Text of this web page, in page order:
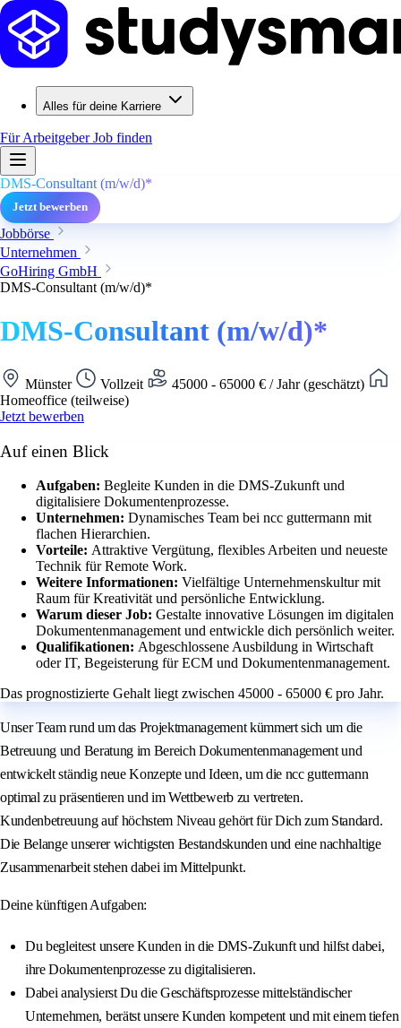
Alles für deine Karriere
Für ArbeitgeberJob finden
DMS-Consultant (m/w/d)*
Jetzt bewerben
Jobbörse
Unternehmen
GoHiring GmbH
DMS-Consultant (m/w/d)*
DMS-Consultant (m/w/d)*
Münster Vollzeit
45000 - 65000 € / Jahr (geschätzt)
Homeoffice (teilweise)
Jetzt bewerben
Auf einen Blick
Aufgaben: Begleite Kunden in die DMS-Zukunft und
digitalisiere Dokumentenprozesse.
Unternehmen: Dynamisches Team bei ncc guttermann mit
flachen Hierarchien.
Vorteile: Attraktive Vergütung, flexibles Arbeiten und neueste
Technik für Remote Work.
Weitere Informationen: Vielfältige Unternehmenskultur mit
Raum für Kreativität und persönliche Entwicklung.
Warum dieser Job: Gestalte innovative Lösungen im digitalen
Dokumentenmanagement und entwickle dich persönlich weiter.
Qualifikationen: Abgeschlossene Ausbildung in Wirtschaft
oder IT, Begeisterung für ECM und Dokumentenmanagement.
Das prognostizierte Gehalt liegt zwischen 45000 - 65000 € pro Jahr.
Unser Team rund um das Projektmanagement kümmert sich um die
Betreuung und Beratung im Bereich Dokumentenmanagement und
entwickelt ständig neue Konzepte und Ideen, um die ncc guttermann
optimal zu präsentieren und im Wettbewerb zu vertreten.
Kundenbetreuung auf höchstem Niveau gehört für Dich zum Standard.
Die Belange unserer wichtigsten Bestandskunden und eine nachhaltige
Zusammenarbeit stehen dabei im Mittelpunkt.
Deine künftigen Aufgaben:
Du begleitest unsere Kunden in die DMS-Zukunft und hilfst dabei,
ihre Dokumentenprozesse zu digitalisieren.
Dabei analysierst Du die Geschäftsprozesse mittelständischer
Unternehmen, berätst unsere Kunden kompetent und mit einem tiefen